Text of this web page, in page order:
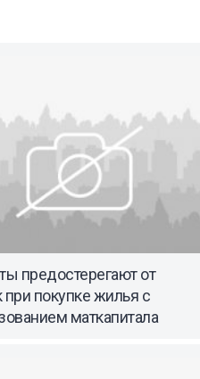
предостерегают от
покупке жилья с
маткапитала